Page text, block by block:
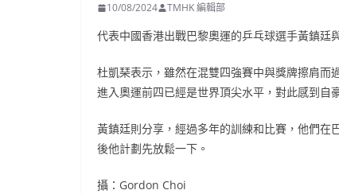
10/08/2024 TMHK 編輯部
代表中國香港出戰巴黎奧運的乒乓球選手黃鎮廷
杜凱琹表示，雖然在混雙四強賽中與獎牌擦肩而
進入奧運前四已經是世界頂尖水平，對此感到自
黃鎮廷則分享，經過多年的訓練和比賽，他們
後他計劃先放鬆一下。
攝：Gordon Choi